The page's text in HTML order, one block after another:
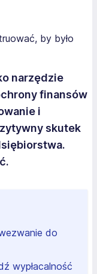
narzędzie
finansów
i
skutek
do
wypłacalność